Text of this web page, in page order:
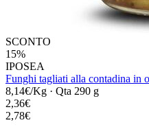
SCONTO
15%
IPOSEA
Funghi tagliati alla contadina in
8,14€/Kg · Qta 290 g
2,36€
2,78€